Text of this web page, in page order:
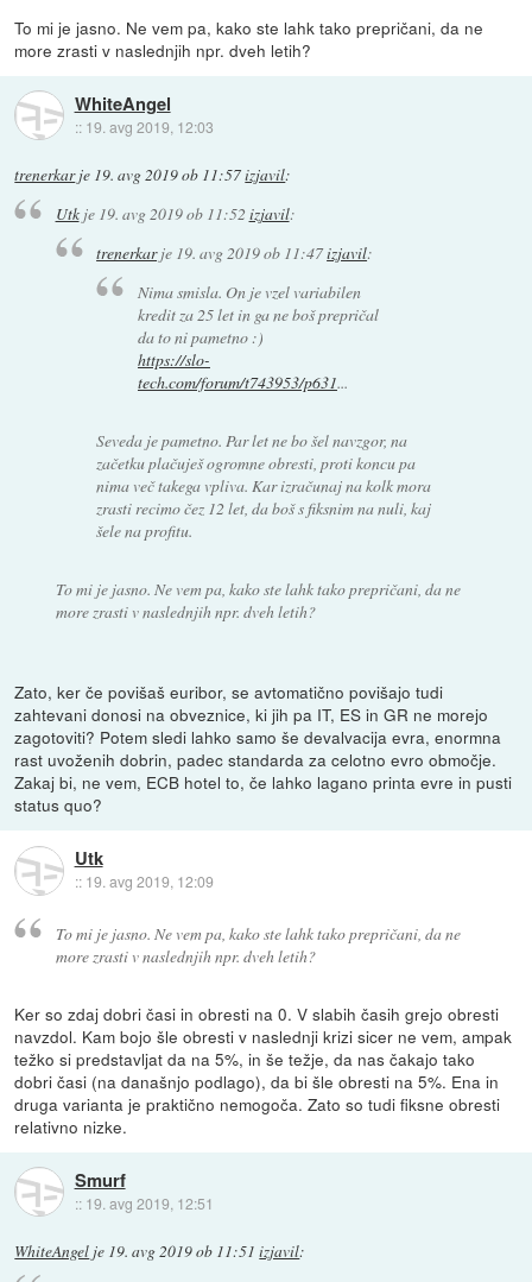
To mi je jasno. Ne vem pa, kako ste lahk tako prepričani, da ne
more zrasti v naslednjih npr. dveh letih?
WhiteAngel
:: 19. avg 2019, 12:03
trenerkarje 19. avg 2019 ob 11:57izjavil:
Utkje 19. avg 2019 ob 11:52 izjavil:
trenerkarje 19. avg 2019 ob 11:47izjavil:
Nima smisla. On je vzel variabilen
kredit za 25 let in ga ne boš prepričal
da to ni pametno :)
https://slo-
tech.com/forum/t743953/p631...
Seveda je pametno. Par let ne bo šel navzgor, na
začetku plačuješ ogromne obresti, proti koncu pa
nima več takega vpliva. Kar izračunaj na kolk mora
zrasti recimo čez 12 let, da boš s fiksnim na nuli, kaj
šele na profitu.
To mi je jasno. Ne vem pa, kako ste lahk tako prepričani, da ne
more zrasti v naslednjih npr. dveh letih?
Zato, ker če povišaš euribor, se avtomatično povišajo tudi
zahtevani donosi na obveznice, ki jih pa IT, ES in GR ne morejo
zagotoviti? Potem sledi lahko samo še devalvacija evra, enormna
rast uvoženih dobrin, padec standarda za celotno evro območje.
Zakaj bi, ne vem, ECB hotel to, če lahko lagano printa evre in pusti
status quo?
Utk
:: 19. avg 2019, 12:09
To mi je jasno. Ne vem pa, kako ste lahk tako prepričani, da ne
more zrasti v naslednjih npr. dveh letih?
Ker so zdaj dobri časi in obresti na 0. V slabih časih grejo obresti
navzdol. Kam bojo šle obresti v naslednji krizi sicer ne vem, ampak
težko si predstavljat da na 5%, in še težje, da nas čakajo tako
dobri časi (na današnjo podlago), da bi šle obresti na 5%. Ena in
druga varianta je praktično nemogoča. Zato so tudi fiksne obresti
relativno nizke.
Smurf
:: 19. avg 2019, 12:51
WhiteAngel je 19. avg 2019 ob 11:51 izjavil: